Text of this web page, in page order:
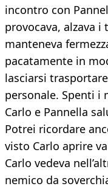
incontro con
provocava, alzava i
manteneva
pacatamente in
lasciarsi
personale. Spenti i
Carlo e Pannella
Potrei ricordare
visto Carlo aprire
Carlo vedeva
nemico da